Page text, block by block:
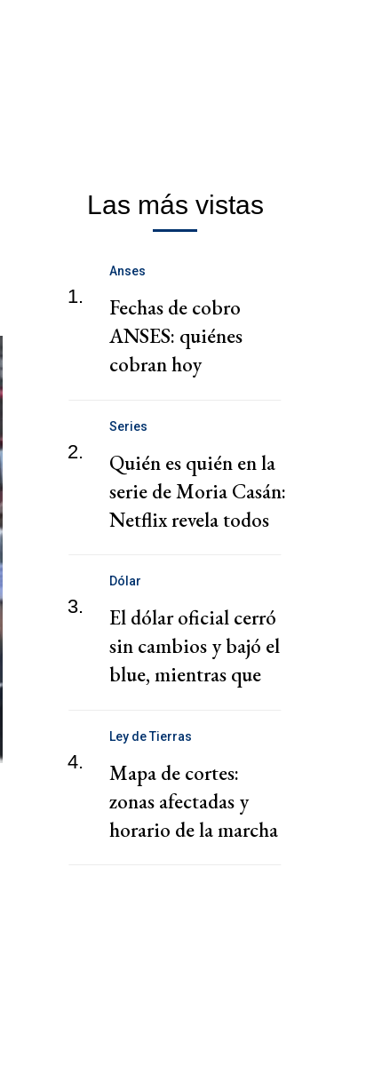
Las más vistas
1.
Anses
Fechas de cobro
ANSES: quiénes
cobran hoy
pensiones y AUH
hoy
2.
Series
Quién es quién en la
serie de Moria Casán:
Netflix revela todos
3.
Dólar
El dólar oficial cerró
sin cambios y bajó el
blue, mientras que
financieros
4.
Ley de Tierras
Mapa de cortes:
zonas afectadas y
horario de la marcha